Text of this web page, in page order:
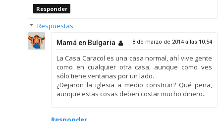
Responder
Respuestas
Mamá en Bulgaria 8 de marzo de 2014 a las 10:54
La Casa Caracol es una casa normal, ahí vive gente
como en cualquier otra casa, aunque como ves
sólo tiene ventanas por un lado.
¿Dejaron la iglesia a medio construir? Qué pena,
aunque estas cosas deben costar mucho dinero..